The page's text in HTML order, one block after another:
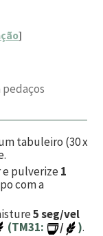
]
tabuleiro (30 x
e pulverize1
com a
5 seg/vel
(TM31: / ).